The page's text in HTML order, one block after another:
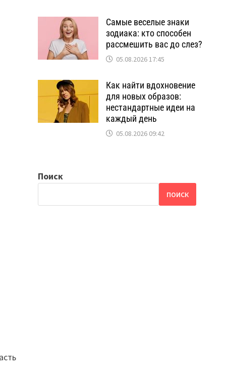
Самые веселые знаки
зодиака: кто способен
рассмешить вас до слез?
05.08.2026 17:45
Как найти вдохновение
для новых образов:
нестандартные идеи на
каждый день
05.08.2026 09:42
Поиск
ПОИСК